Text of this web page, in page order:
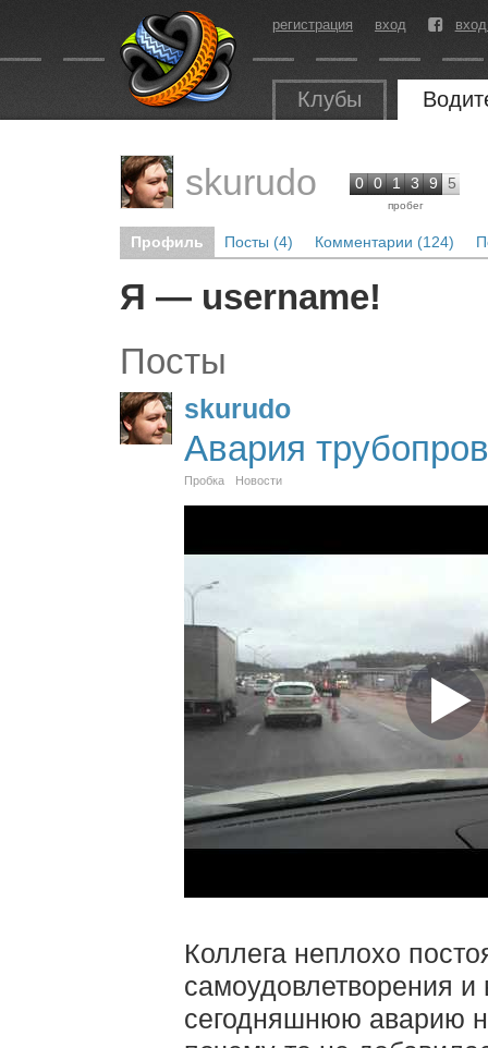
регистрация вход
Клубы
skurudo 0 0 1 3 9 5
пробег
Профиль Посты (4) Комментарии (124)
Я — username!
Посты
skurudo
Авария
Пробка Новости
Коллега неплохо
самоудовлетворения и
сегодняшнюю аварию